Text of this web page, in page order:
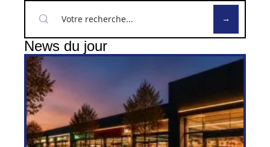
News du jour